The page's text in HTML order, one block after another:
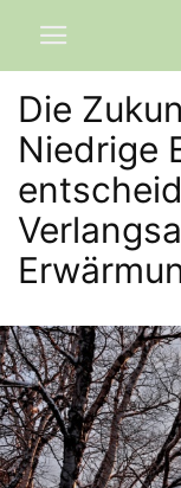
Die
Niedrige